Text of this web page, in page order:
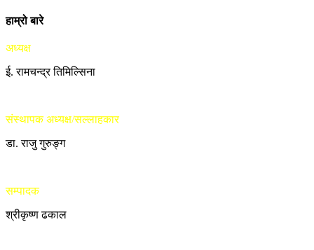
हाम्रो बारे
अध्यक्ष
ई. रामचन्द्र तिमिल्सिना
संस्थापक अध्यक्ष/सल्लाहकार
डा. राजु गुरुङ्ग
सम्पादक
श्रीकृष्ण ढकाल